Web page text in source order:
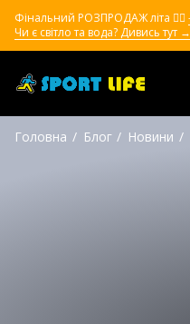
Фінальний РОЗПРОДАЖ літа ❤️‍🔥
Чи є світло та вода? Дивись тут →
Головна Блог Новини